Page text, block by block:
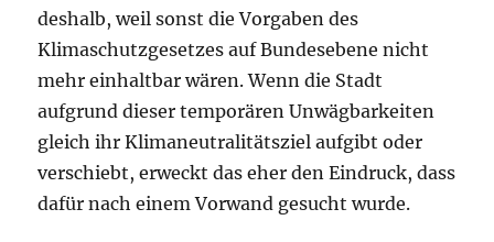
deshalb, weil sonst die Vorgaben des
Klimaschutzgesetzes auf Bundesebene nicht
mehr einhaltbar wären. Wenn die Stadt
aufgrund dieser temporären Unwägbarkeiten
gleich ihr Klimaneutralitätsziel aufgibt oder
verschiebt, erweckt das eher den Eindruck, dass
dafür nach einem Vorwand gesucht wurde.